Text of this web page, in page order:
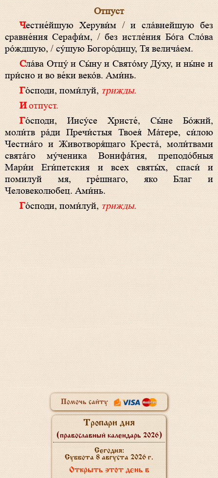
Отпуст
Честне́йшую Херуви́м / и сла́внейшую без
сравне́ния Серафи́м, / без истле́ния Бо́га Сло́ва
ро́ждшую, / су́щую Богоро́дицу, Тя велича́ем.
Сла́ва Отцу́ и Сы́ну и Свято́му Ду́ху, и ны́не и
при́сно и во ве́ки веко́в. Ами́нь.
Го́споди, поми́луй,трижды.
И отпуст.
Го́споди, Иису́се Христе́, Сы́не Бо́жий,
моли́тв ра́ди Пречи́стыя Твоея́ Ма́тере, си́лою
Честна́го и Животворя́щаго Креста́, моли́твами
свята́го му́ченика Вонифа́тия, преподо́бныя
Мари́и Еги́петския и всех святы́х, спаси́ и
помилуй мя, гре́шнаго, яко Благ и
Человеколюбец. Ами́нь.
Го́споди, поми́луй, трижды.
Помочь сайту
Тропари дня
(православный календарь 2026)
Сегодня:
Суббота 8 августа 2026 г.
Открыть этот день в